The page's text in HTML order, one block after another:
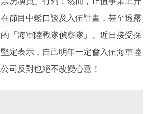
節目中鬆口談及入伍計畫，甚至透露
「海軍陸戰隊偵察隊」。近日接受採
定表示，自己明年一定會入伍海軍陸
司反對也絕不改變心意！